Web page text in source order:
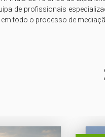
de profissionais
todo o processo de